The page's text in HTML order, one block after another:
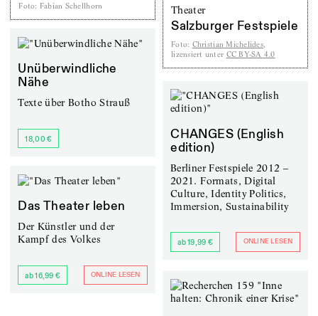
Foto: Fabian Schellhorn Theater
Salzburger Festspiele
Foto: Christian Michelides,
lizensiert unter CC BY-SA 4.0
Unüberwindliche
Nähe
Texte über Botho Strauß
18,00 €
CHANGES (English
edition)
Berliner Festspiele 2012 –
2021. Formats, Digital
Culture, Identity Politics,
Immersion, Sustainability
ab 19,99 € ONLINE LESEN
Das Theater leben
Der Künstler und der
Kampf des Volkes
ab 16,99 € ONLINE LESEN